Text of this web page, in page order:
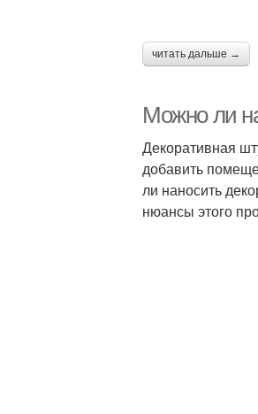
читать дальше →
Можно ли
Декоративная
добавить
ли наносить
нюансы этого